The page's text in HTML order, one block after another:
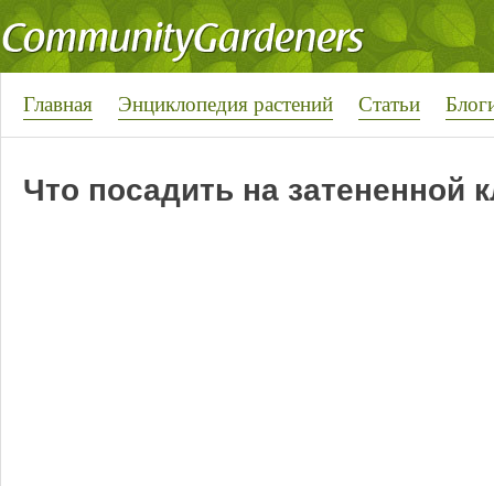
Главная Энциклопедия растений Статьи
Что посадить на затененной